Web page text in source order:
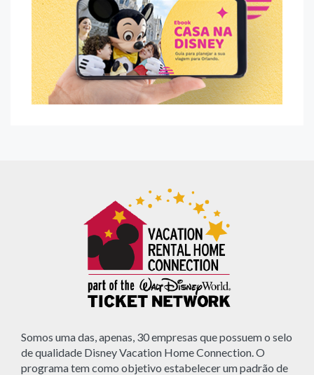
Somos uma das, apenas, 30 empresas que possuem o selo
de qualidade Disney Vacation Home Connection. O
programa tem como objetivo estabelecer um padrão de